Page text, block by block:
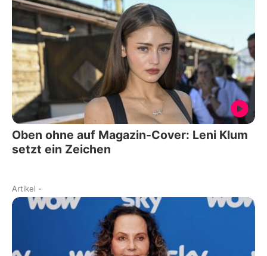
Oben ohne auf Magazin-Cover: Leni Klum
setzt ein Zeichen
Artikel -